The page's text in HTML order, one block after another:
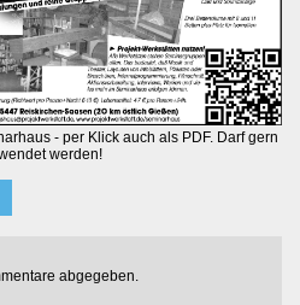
- per Klick auch als PDF. Darf gern
werden!
abgegeben.